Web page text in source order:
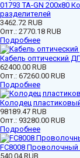
01793 ТА-GN 200x80
разделителей
3462.72 RUB
Опт.: 2770.18 RUB
Подробнее
Кабель оптический
62400.00 RUB
Опт.: 67260.00 RUB
Подробнее
Колодец
98189.47 RUB
Опт.: 93280.00 RUB
Подробнее
FC8008 Проволочный
540.04 RUB